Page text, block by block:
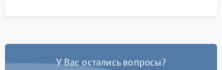
У Вас остались вопросы?